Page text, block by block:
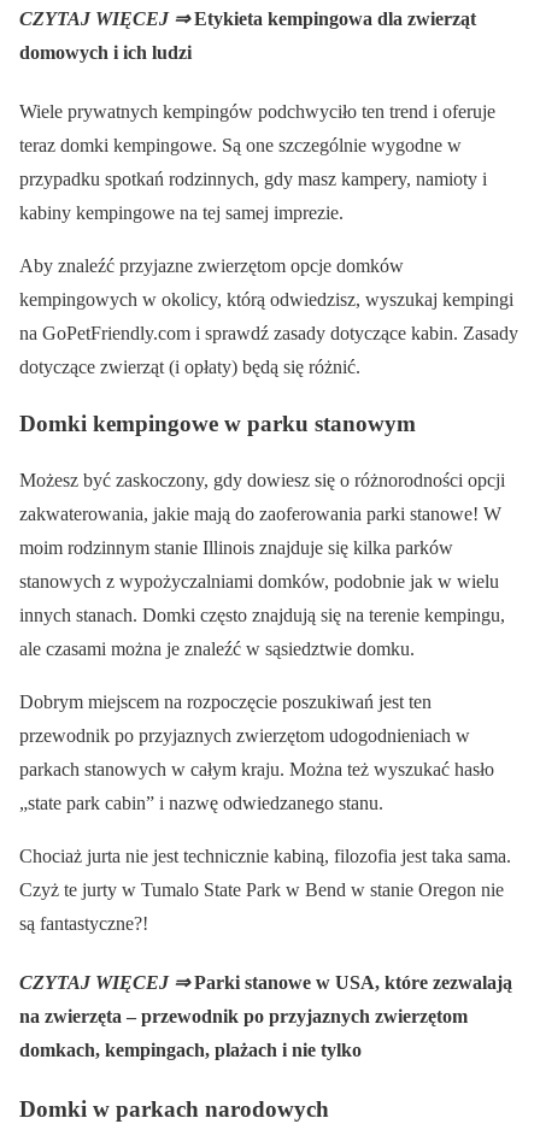
CZYTAJ WIĘCEJ ⇒Etykieta kempingowa dla zwierząt
domowych i ich ludzi
Wiele prywatnych kempingów podchwyciło ten trend i oferuje
teraz domki kempingowe. Są one szczególnie wygodne w
przypadku spotkań rodzinnych, gdy masz kampery, namioty i
kabiny kempingowe na tej samej imprezie.
Aby znaleźć przyjazne zwierzętom opcje domków
kempingowych w okolicy, którą odwiedzisz, wyszukaj kempingi
na GoPetFriendly.com i sprawdź zasady dotyczące kabin. Zasady
dotyczące zwierząt (i opłaty) będą się różnić.
Domki kempingowe w parku stanowym
Możesz być zaskoczony, gdy dowiesz się o różnorodności opcji
zakwaterowania, jakie mają do zaoferowania parki stanowe! W
moim rodzinnym stanie Illinois znajduje się kilka parków
stanowych z wypożyczalniami domków, podobnie jak w wielu
innych stanach. Domki często znajdują się na terenie kempingu,
ale czasami można je znaleźć w sąsiedztwie domku.
Dobrym miejscem na rozpoczęcie poszukiwań jest ten
przewodnik po przyjaznych zwierzętom udogodnieniach w
parkach stanowych w całym kraju. Można też wyszukać hasło
„state park cabin” i nazwę odwiedzanego stanu.
Chociaż jurta nie jest technicznie kabiną, filozofia jest taka sama.
Czyż te jurty w Tumalo State Park w Bend w stanie Oregon nie
są fantastyczne?!
CZYTAJ WIĘCEJ ⇒Parki stanowe w USA, które zezwalają
na zwierzęta – przewodnik po przyjaznych zwierzętom
domkach, kempingach, plażach i nie tylko
Domki w parkach narodowych